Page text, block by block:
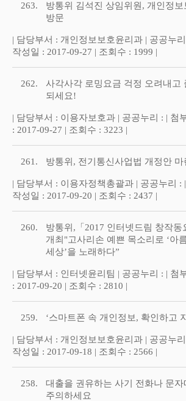
263.
방통위 김석진 상임위원, 개인정
방문
| 담당부서 : 개인정보보호윤리과 | 공공누
작성일 : 2017-09-27 | 조회수 : 1999 |
262.
사각사각 로밍요금 걱정 오려내고
되세요!
| 담당부서 : 이용자보호과 | 공공누리 : | 첨
: 2017-09-27 | 조회수 : 3223 |
261. 방통위, 전기통신사업법 개정안 마
| 담당부서 : 이용자정책총괄과 | 공공누리 :
작성일 : 2017-09-20 | 조회수 : 2437 |
260.
방통위,「2017 인터넷드림 창작동
개최"고사리손 예쁜 목소리로 ‘아
세상’을 노래하다”
| 담당부서 : 인터넷윤리팀 | 공공누리 : | 첨
: 2017-09-20 | 조회수 : 2810 |
259. ‘스마트폰 속 개인정보, 확인하고
| 담당부서 : 개인정보보호윤리과 | 공공누
작성일 : 2017-09-18 | 조회수 : 2566 |
258.
대출을 권유하는 사기 전화나 문자
주의하세요